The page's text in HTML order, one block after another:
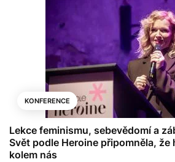
KONFERENCE
Lekce feminismu, sebevědomí a
Svět podle Heroine připomněla,
kolem nás